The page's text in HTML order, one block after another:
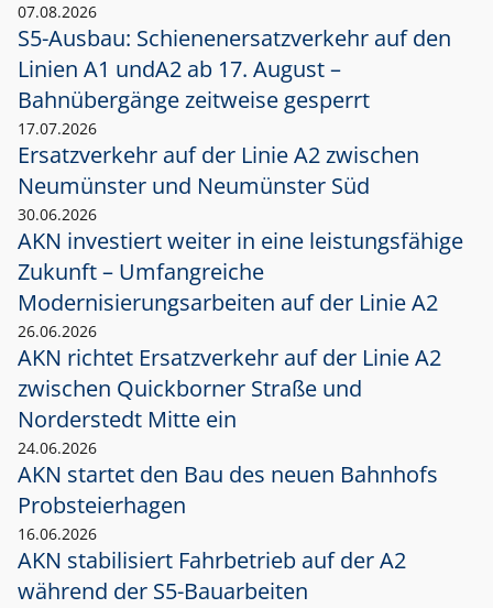
07.08.2026
S5-Ausbau: Schienenersatzverkehr auf den
Linien A1 undA2 ab 17. August –
Bahnübergänge zeitweise gesperrt
17.07.2026
Ersatzverkehr auf der Linie A2 zwischen
Neumünster und Neumünster Süd
30.06.2026
AKN investiert weiter in eine leistungsfähige
Zukunft – Umfangreiche
Modernisierungsarbeiten auf der Linie A2
26.06.2026
AKN richtet Ersatzverkehr auf der Linie A2
zwischen Quickborner Straße und
Norderstedt Mitte ein
24.06.2026
AKN startet den Bau des neuen Bahnhofs
Probsteierhagen
16.06.2026
AKN stabilisiert Fahrbetrieb auf der A2
während der S5-Bauarbeiten